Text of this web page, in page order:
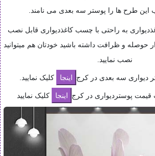
این طرح ها را پوستر سه بعدی می نامند.
به راحتی با چسب کاغذدیواری قابل نصب
حوصله و ظرافت داشته باشید خودتان هم میتوانید
نصب نمایید.
دیواری سه بعدی در کرج کلیک نمایید.
پوستردیواری در کرج کلیک نمایید